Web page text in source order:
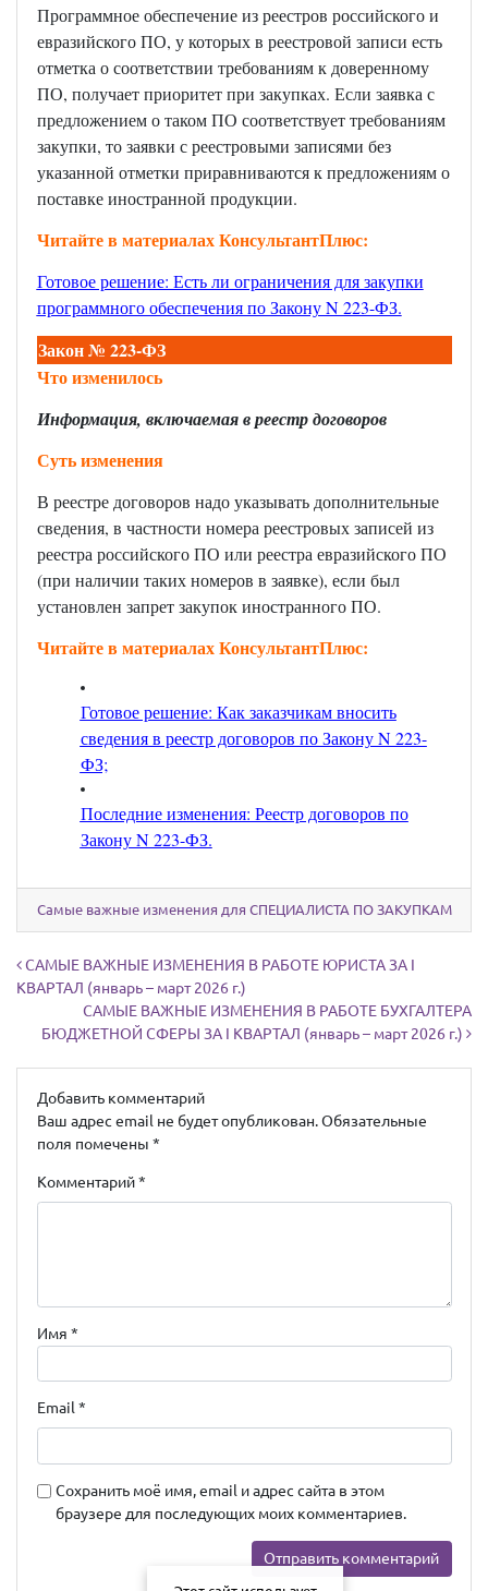
Программное обеспечение из реестров российского и
евразийского ПО, у которых в реестровой записи есть
отметка о соответствии требованиям к доверенному
ПО, получает приоритет при закупках. Если заявка с
предложением о таком ПО соответствует требованиям
закупки, то заявки с реестровыми записями без
указанной отметки приравниваются к предложениям о
поставке иностранной продукции.
Читайте в материалах КонсультантПлюс:
Готовое решение: Есть ли ограничения для закупки
программного обеспечения по Закону N 223-ФЗ.
Закон № 223-ФЗ
Что изменилось
Информация, включаемая в реестр договоров
Суть изменения
В реестре договоров надо указывать дополнительные
сведения, в частности номера реестровых записей из
реестра российского ПО или реестра евразийского ПО
(при наличии таких номеров в заявке), если был
установлен запрет закупок иностранного ПО.
Читайте в материалах КонсультантПлюс:
Готовое решение: Как заказчикам вносить
сведения в реестр договоров по Закону N 223-
ФЗ;
Последние изменения: Реестр договоров по
Закону N 223-ФЗ.
Самые важные изменения для СПЕЦИАЛИСТА ПО ЗАКУПКАМ
Навигация по записям
САМЫЕ ВАЖНЫЕ ИЗМЕНЕНИЯ В РАБОТЕ ЮРИСТА ЗА I
КВАРТАЛ (январь – март 2026 г.)
САМЫЕ ВАЖНЫЕ ИЗМЕНЕНИЯ В РАБОТЕ БУХГАЛТЕРА
БЮДЖЕТНОЙ СФЕРЫ ЗА I КВАРТАЛ (январь – март 2026 г.)
Добавить комментарий
Ваш адрес email не будет опубликован. Обязательные
поля помечены *
Комментарий*
Имя *
Email*
Сохранить моё имя, email и адрес сайта в этом
браузере для последующих моих комментариев.